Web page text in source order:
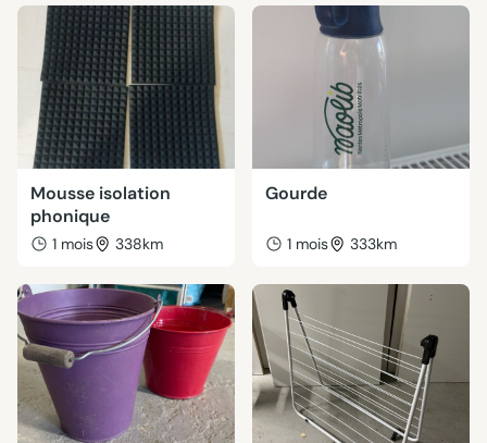
Mousse isolation
phonique
1 mois 338km
Gourde
1 mois 333km